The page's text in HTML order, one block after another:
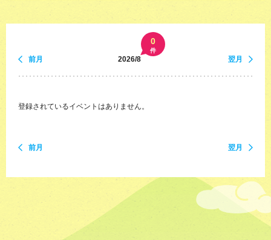
前月 2026/8
0
件
翌月
登録されているイベントはありません。
前月 翌月